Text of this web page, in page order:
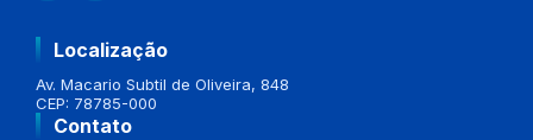
Localização
Av. Macario Subtil de Oliveira, 848
CEP: 78785-000
Contato